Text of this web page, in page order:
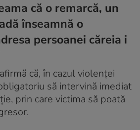
că o remarcă, un
înseamnă o
persoanei căreia i
că, în cazul violenței
să intervină imediat
prin care victima să poată